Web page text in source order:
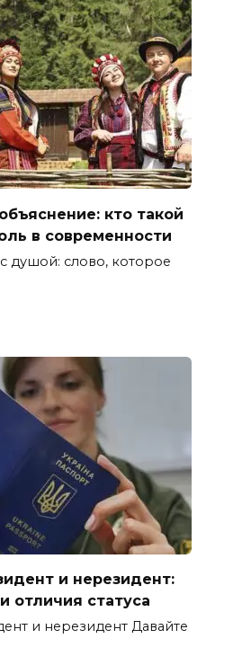
кто такой
в современности
душой: слово, которое
и нерезидент:
отличия статуса
и нерезидент Давайте